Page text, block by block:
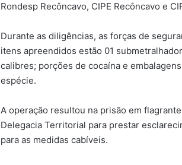
Rondesp Recôncavo, CIPE Recôncavo e
Durante as diligências, as forças de
itens apreendidos estão 01
calibres; porções de cocaína e
espécie.
A operação resultou na prisão em
Delegacia Territorial para prestar
para as medidas cabíveis.